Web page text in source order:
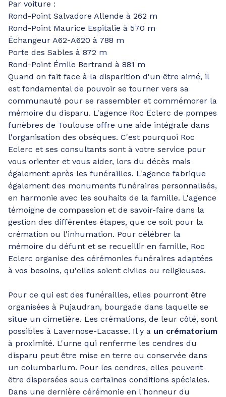
Par voiture :
Rond-Point Salvadore Allende à 262 m
Rond-Point Maurice Espitalie à 570 m
Échangeur A62-A620 à 788 m
Porte des Sables à 872 m
Rond-Point Émile Bertrand à 881 m
Quand on fait face à la disparition d'un être aimé, il
est fondamental de pouvoir se tourner vers sa
communauté pour se rassembler et commémorer la
mémoire du disparu. L'agence Roc Eclerc de pompes
funèbres de Toulouse offre une aide intégrale dans
l'organisation des obsèques. C'est pourquoi Roc
Eclerc et ses consultants sont à votre service pour
vous orienter et vous aider, lors du décès mais
également après les funérailles. L'agence fabrique
également des monuments funéraires personnalisés,
en harmonie avec les souhaits de la famille. L'agence
témoigne de compassion et de savoir-faire dans la
gestion des différentes étapes, que ce soit pour la
crémation ou l'inhumation. Pour célébrer la
mémoire du défunt et se recueillir en famille, Roc
Eclerc organise des cérémonies funéraires adaptées
à vos besoins, qu'elles soient civiles ou religieuses.
Pour ce qui est des funérailles, elles pourront être
organisées à Pujaudran, bourgade dans laquelle se
situe un cimetière. Les crémations, de leur côté, sont
possibles à Lavernose-Lacasse. Il y a un crématorium
à proximité. L'urne qui renferme les cendres du
disparu peut être mise en terre ou conservée dans
un columbarium. Pour les cendres, elles peuvent
être dispersées sous certaines conditions spéciales.
Dans une dernière cérémonie en l'honneur du